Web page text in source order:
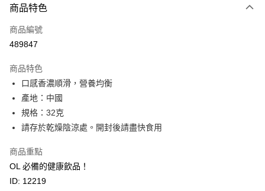
信用卡
Apple Pay
AlipayHK
PayMe
WeChat Pay
BoC Pay
其他轉帳方式
相關說明
商品特色
商品編號
489847
商品特色
口感香濃順滑，營養均衡
產地：中國
規格：32克
請存於乾燥陰涼處。開封後請盡快食用
商品重點
OL 必備的健康飲品！
ID: 12219